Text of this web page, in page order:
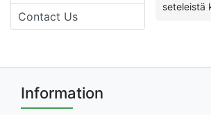
Contact Us
seteleistä
Information